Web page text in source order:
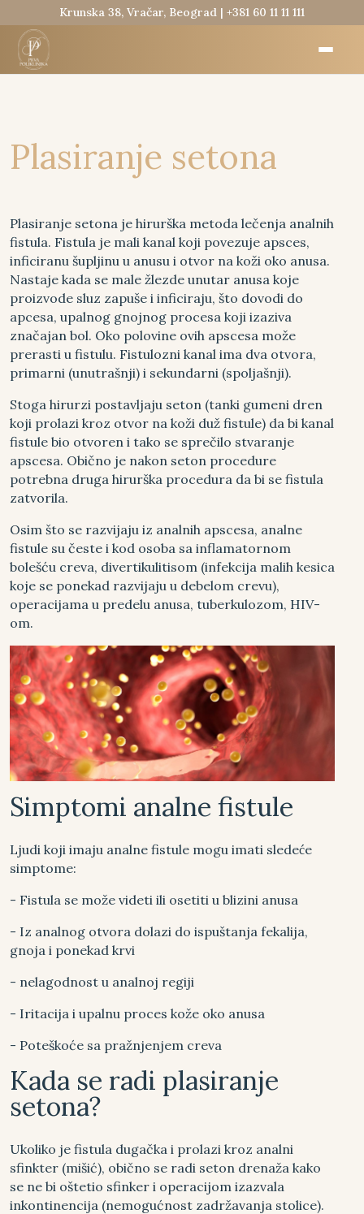
Krunska 38, Vračar, Beograd | +381 60 11 11 111
Plasiranje setona
Plasiranje setona je hirurška metoda lečenja analnih
fistula. Fistula je mali kanal koji povezuje apsces,
inficiranu šupljinu u anusu i otvor na koži oko anusa.
Nastaje kada se male žlezde unutar anusa koje
proizvode sluz zapuše i inficiraju, što dovodi do
apcesa, upalnog gnojnog procesa koji izaziva
značajan bol. Oko polovine ovih apscesa može
prerasti u fistulu. Fistulozni kanal ima dva otvora,
primarni (unutrašnji) i sekundarni (spoljašnji).
Stoga hirurzi postavljaju seton (tanki gumeni dren
koji prolazi kroz otvor na koži duž fistule) da bi kanal
fistule bio otvoren i tako se sprečilo stvaranje
apscesa. Obično je nakon seton procedure
potrebna druga hirurška procedura da bi se fistula
zatvorila.
Osim što se razvijaju iz analnih apscesa, analne
fistule su česte i kod osoba sa inflamatornom
bolešću creva, divertikulitisom (infekcija malih kesica
koje se ponekad razvijaju u debelom crevu),
operacijama u predelu anusa, tuberkulozom, HIV-
om.
Simptomi analne fistule
Ljudi koji imaju analne fistule mogu imati sledeće
simptome:
- Fistula se može videti ili osetiti u blizini anusa
- Iz analnog otvora dolazi do ispuštanja fekalija,
gnoja i ponekad krvi
- nelagodnost u analnoj regiji
- Iritacija i upalnu proces kože oko anusa
- Poteškoće sa pražnjenjem creva
Kada se radi plasiranje
setona?
Ukoliko je fistula dugačka i prolazi kroz analni
sfinkter (mišić), obično se radi seton drenaža kako
se ne bi oštetio sfinker i operacijom izazvala
inkontinencija (nemogućnost zadržavanja stolice).